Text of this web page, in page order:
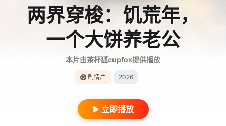
两界穿梭：饥荒年，
一个大饼养老公
本片由茶杯狐cupfox提供播放
剧情片 2026
立即播放